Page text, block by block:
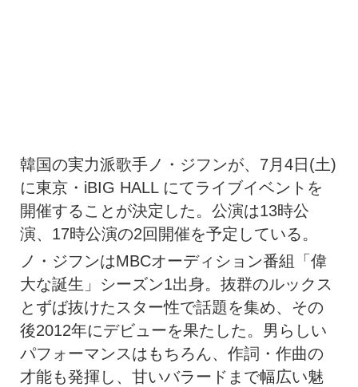
韓国の実力派歌手ノ・ジフンが、7月4日(土)
に東京・iBIG HALL にてライブイベントを
開催することが決定した。 公演は13時公
演、17時公演の2回開催を予定している。
ノ・ジフンはMBCオーディション番組「偉
大な誕生」 シーズン1出身。 抜群のルックス
とずば抜けたスター性で話題を集め、 その
後2012年にデビューを果たした。 男らしい
パフォーマンスはもちろん、作詞・作曲の
才能も発揮し、 甘いバラードまで幅広い魅